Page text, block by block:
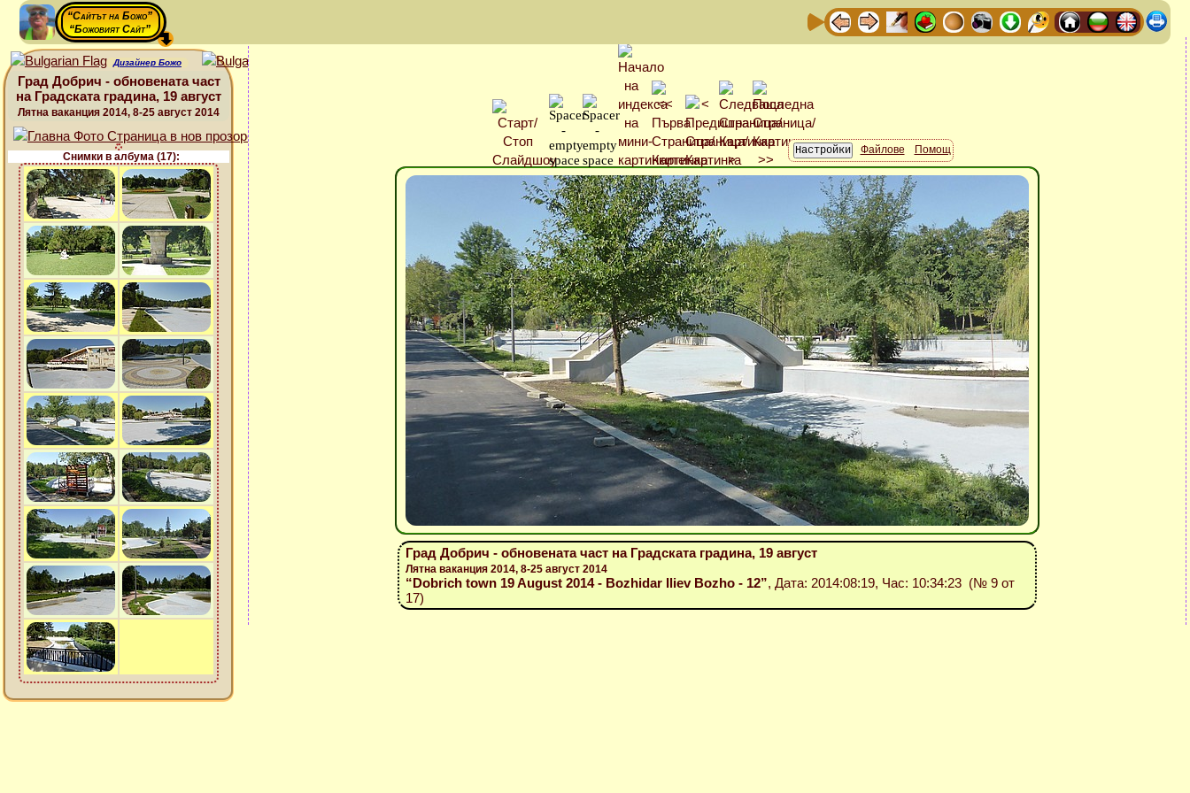
“Сайтът на Божо”
“Божовият Сайт”
Дизайнер Божо
Град Добрич - обновената част
на Градската градина, 19 август
Лятна ваканция 2014, 8-25 август 2014
Снимки в албума (17):
Файлове Помощ
Град Добрич - обновената част на Градската градина, 19 август
Лятна ваканция 2014, 8-25 август 2014
“Dobrich town 19 August 2014 - Bozhidar Iliev Bozho - 12”, Дата: 2014:08:19, Час: 10:34:23 (№ 9 от
17)